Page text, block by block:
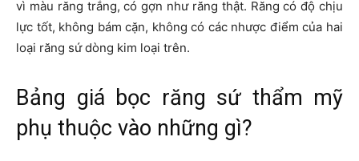
vì màu răng trắng, có gợn như răng thật. Răng có độ chịu
lực tốt, không bám cặn, không có các nhược điểm của hai
loại răng sứ dòng kim loại trên.
Bảng giá bọc răng sứ thẩm mỹ
phụ thuộc vào những gì?